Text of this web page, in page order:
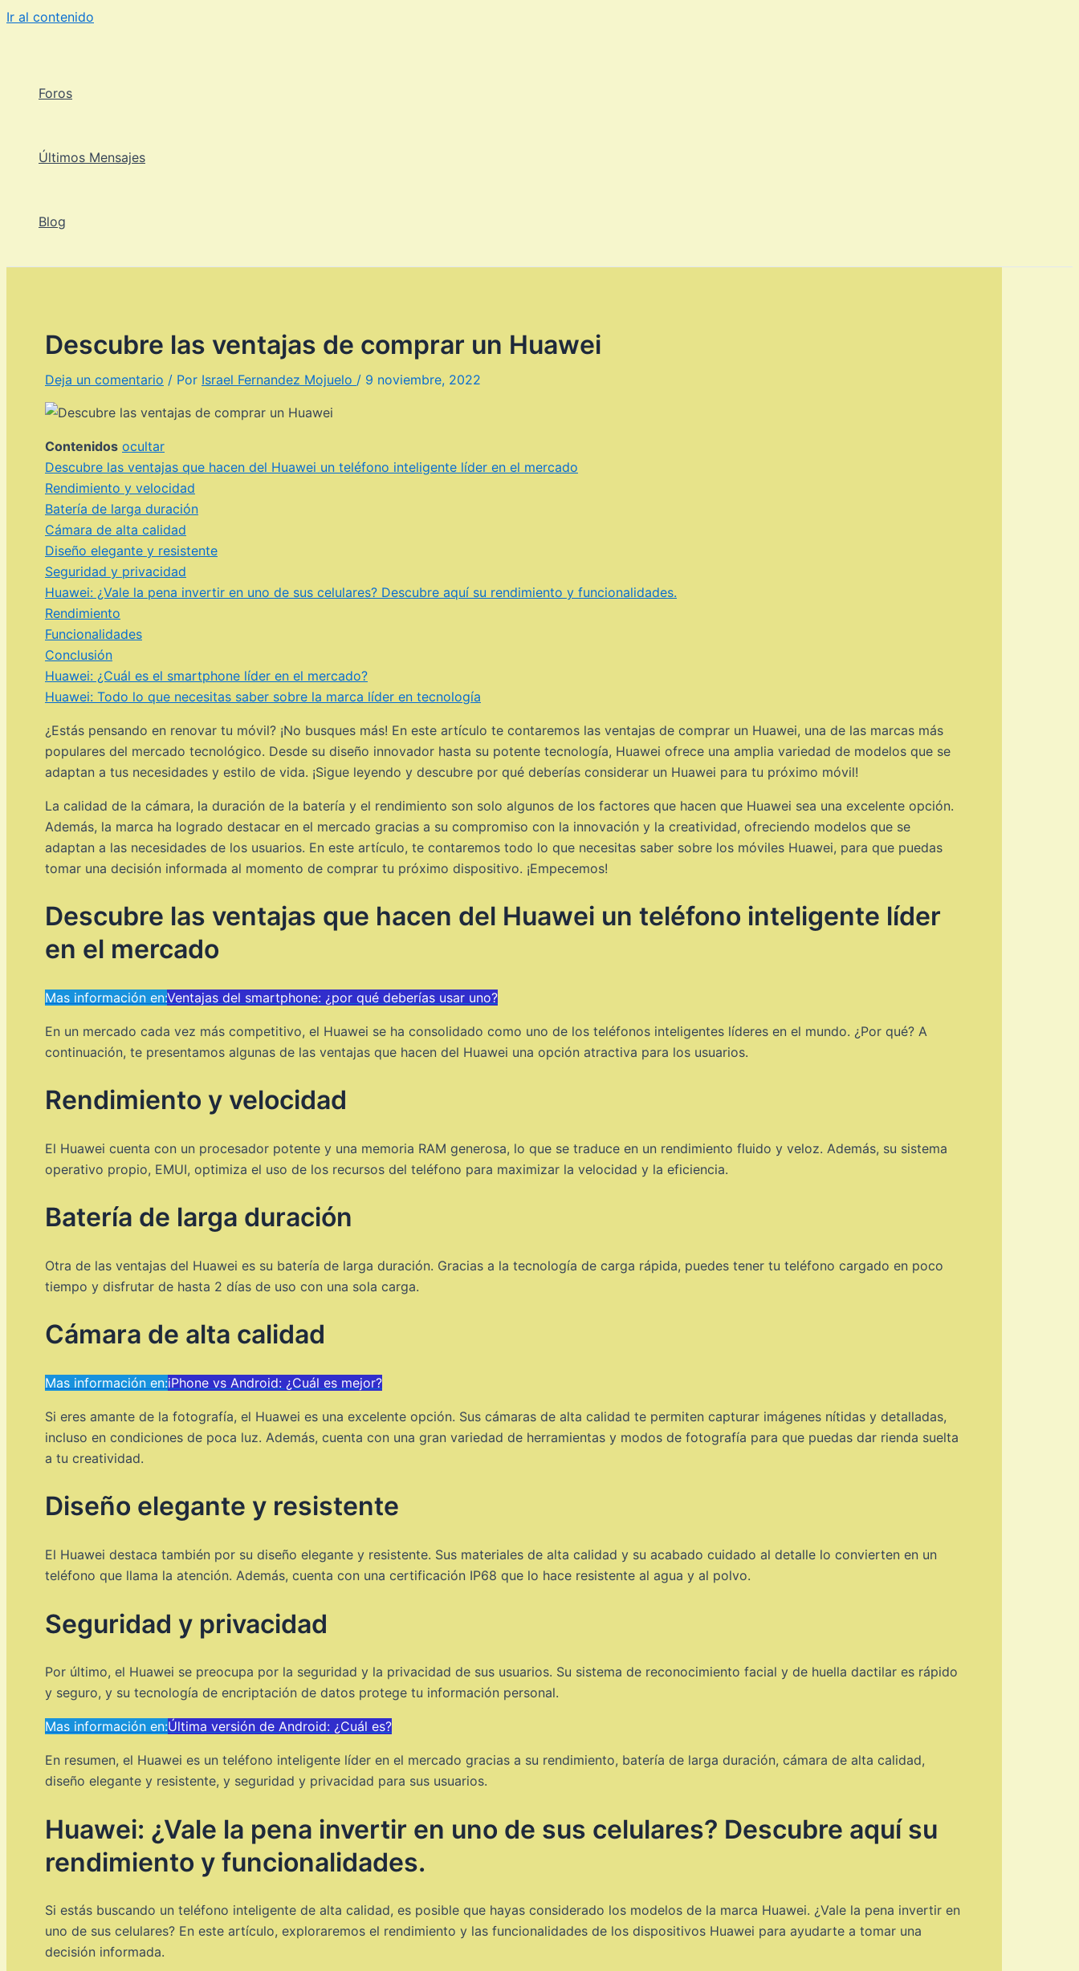
Ir al contenido
Foros
Últimos Mensajes
Blog
Descubre las ventajas de comprar un Huawei
Deja un comentario / Por Israel Fernandez Mojuelo / 9 noviembre, 2022
Contenidos ocultar
Descubre las ventajas que hacen del Huawei un teléfono inteligente líder en el mercado
Rendimiento y velocidad
Batería de larga duración
Cámara de alta calidad
Diseño elegante y resistente
Seguridad y privacidad
Huawei: ¿Vale la pena invertir en uno de sus celulares? Descubre aquí su rendimiento y funcionalidades.
Rendimiento
Funcionalidades
Conclusión
Huawei: ¿Cuál es el smartphone líder en el mercado?
Huawei: Todo lo que necesitas saber sobre la marca líder en tecnología
¿Estás pensando en renovar tu móvil? ¡No busques más! En este artículo te contaremos las ventajas de comprar un Huawei, una de las marcas más
populares del mercado tecnológico. Desde su diseño innovador hasta su potente tecnología, Huawei ofrece una amplia variedad de modelos que se
adaptan a tus necesidades y estilo de vida. ¡Sigue leyendo y descubre por qué deberías considerar un Huawei para tu próximo móvil!
La calidad de la cámara, la duración de la batería y el rendimiento son solo algunos de los factores que hacen que Huawei sea una excelente opción.
Además, la marca ha logrado destacar en el mercado gracias a su compromiso con la innovación y la creatividad, ofreciendo modelos que se
adaptan a las necesidades de los usuarios. En este artículo, te contaremos todo lo que necesitas saber sobre los móviles Huawei, para que puedas
tomar una decisión informada al momento de comprar tu próximo dispositivo. ¡Empecemos!
Descubre las ventajas que hacen del Huawei un teléfono inteligente líder
en el mercado
Mas información en:Ventajas del smartphone: ¿por qué deberías usar uno?
En un mercado cada vez más competitivo, el Huawei se ha consolidado como uno de los teléfonos inteligentes líderes en el mundo. ¿Por qué? A
continuación, te presentamos algunas de las ventajas que hacen del Huawei una opción atractiva para los usuarios.
Rendimiento y velocidad
El Huawei cuenta con un procesador potente y una memoria RAM generosa, lo que se traduce en un rendimiento fluido y veloz. Además, su sistema
operativo propio, EMUI, optimiza el uso de los recursos del teléfono para maximizar la velocidad y la eficiencia.
Batería de larga duración
Otra de las ventajas del Huawei es su batería de larga duración. Gracias a la tecnología de carga rápida, puedes tener tu teléfono cargado en poco
tiempo y disfrutar de hasta 2 días de uso con una sola carga.
Cámara de alta calidad
Mas información en:iPhone vs Android: ¿Cuál es mejor?
Si eres amante de la fotografía, el Huawei es una excelente opción. Sus cámaras de alta calidad te permiten capturar imágenes nítidas y detalladas,
incluso en condiciones de poca luz. Además, cuenta con una gran variedad de herramientas y modos de fotografía para que puedas dar rienda suelta
a tu creatividad.
Diseño elegante y resistente
El Huawei destaca también por su diseño elegante y resistente. Sus materiales de alta calidad y su acabado cuidado al detalle lo convierten en un
teléfono que llama la atención. Además, cuenta con una certificación IP68 que lo hace resistente al agua y al polvo.
Seguridad y privacidad
Por último, el Huawei se preocupa por la seguridad y la privacidad de sus usuarios. Su sistema de reconocimiento facial y de huella dactilar es rápido
y seguro, y su tecnología de encriptación de datos protege tu información personal.
Mas información en:Última versión de Android: ¿Cuál es?
En resumen, el Huawei es un teléfono inteligente líder en el mercado gracias a su rendimiento, batería de larga duración, cámara de alta calidad,
diseño elegante y resistente, y seguridad y privacidad para sus usuarios.
Huawei: ¿Vale la pena invertir en uno de sus celulares? Descubre aquí su
rendimiento y funcionalidades.
Si estás buscando un teléfono inteligente de alta calidad, es posible que hayas considerado los modelos de la marca Huawei. ¿Vale la pena invertir en
uno de sus celulares? En este artículo, exploraremos el rendimiento y las funcionalidades de los dispositivos Huawei para ayudarte a tomar una
decisión informada.